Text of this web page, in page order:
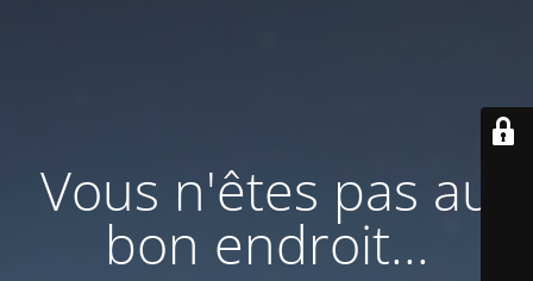
Vous n'êtes pas au
bon endroit...